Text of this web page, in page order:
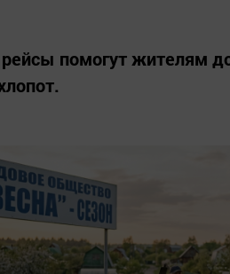
помогут жителям